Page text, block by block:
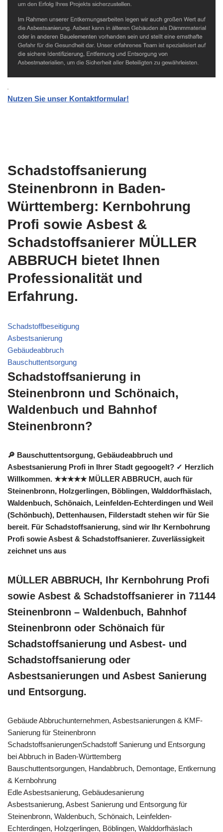
Nutzen Sie unser Kontaktformular!
Schadstoffsanierung
Steinenbronn in Baden-
Württemberg: Kernbohrung
Profi sowie Asbest &
Schadstoffsanierer MÜLLER
ABBRUCH bietet Ihnen
Professionalität und
Erfahrung.
Schadstoffbeseitigung
Asbestsanierung
Gebäudeabbruch
Bauschuttentsorgung
Schadstoffsanierung in
Steinenbronn und Schönaich,
Waldenbuch und Bahnhof
Steinenbronn?
🔎 Bauschuttentsorgung, Gebäudeabbruch und
Asbestsanierung Profi in Ihrer Stadt gegoogelt? ✓ Herzlich
Willkommen. ★★★★★ MÜLLER ABBRUCH, auch für
Steinenbronn, Holzgerlingen, Böblingen, Walddorfhäslach,
Waldenbuch, Schönaich, Leinfelden-Echterdingen und Weil
(Schönbuch), Dettenhausen, Filderstadt stehen wir für Sie
bereit. Für Schadstoffsanierung, sind wir Ihr Kernbohrung
Profi sowie Asbest & Schadstoffsanierer. Zuverlässigkeit
zeichnet uns aus
MÜLLER ABBRUCH, Ihr Kernbohrung Profi
sowie Asbest & Schadstoffsanierer in 71144
Steinenbronn – Waldenbuch, Bahnhof
Steinenbronn oder Schönaich für
Schadstoffsanierung und Asbest- und
Schadstoffsanierung oder
Asbestsanierungen und Asbest Sanierung
und Entsorgung.
Gebäude Abbruchunternehmen, Asbestsanierungen & KMF-
Sanierung für Steinenbronn
SchadstoffsanierungenSchadstoff Sanierung und Entsorgung
bei Abbruch in Baden-Württemberg
Bauschuttentsorgungen, Handabbruch, Demontage, Entkernung
& Kernbohrung
Edle Asbestsanierung, Gebäudesanierung
Asbestsanierung, Asbest Sanierung und Entsorgung für
Steinenbronn, Waldenbuch, Schönaich, Leinfelden-
Echterdingen, Holzgerlingen, Böblingen, Walddorfhäslach